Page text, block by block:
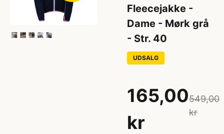
Fleecejakke -
Dame - Mørk grå
- Str. 40
UDSALG
165,00
kr
549,00
kr